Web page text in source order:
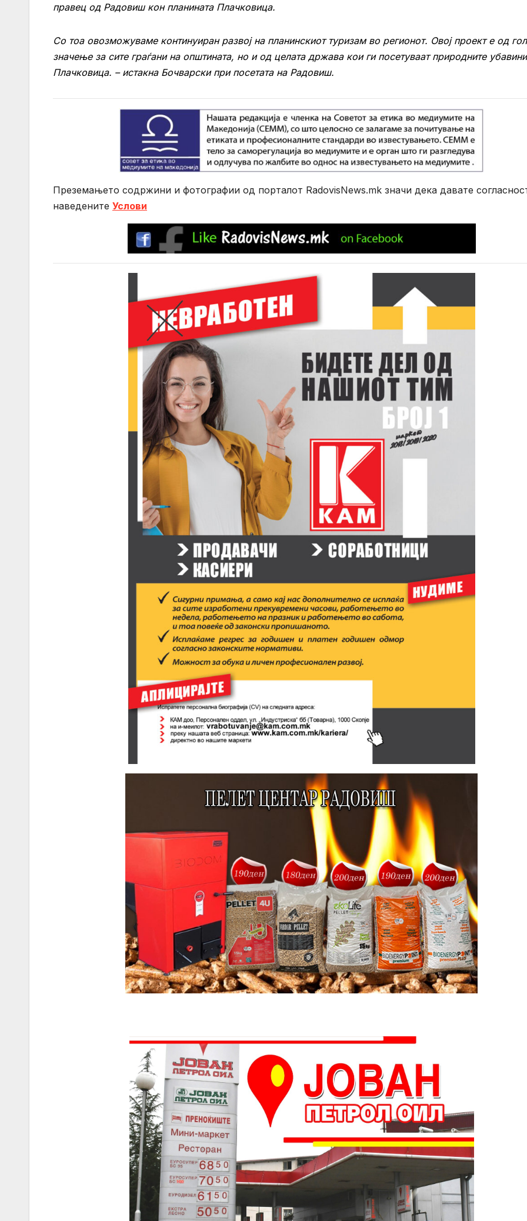
правец од Радовиш кон планината Плачковица.
Со тоа овозможуваме континуиран развој на планинскиот туризам во регионот. Овој проект е од
значење за сите граѓани на општината, но и од целата држава кои ги посетуваат природните
Плачковица. – истакна Бочварски при посетата на Радовиш.
Преземањето содржини и фотографии од порталот RadovisNews.mk значи дека давате
нaведените Услови